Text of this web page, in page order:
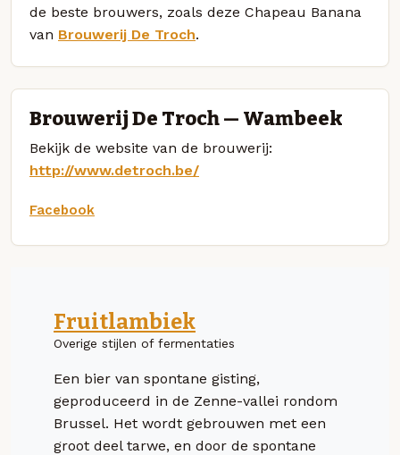
de beste brouwers, zoals deze Chapeau Banana
van Brouwerij De Troch.
Brouwerij De Troch — Wambeek
Bekijk de website van de brouwerij:
http://www.detroch.be/
Facebook
Fruitlambiek
Overige stijlen of fermentaties
Een bier van spontane gisting,
geproduceerd in de Zenne-vallei rondom
Brussel. Het wordt gebrouwen met een
groot deel tarwe, en door de spontane